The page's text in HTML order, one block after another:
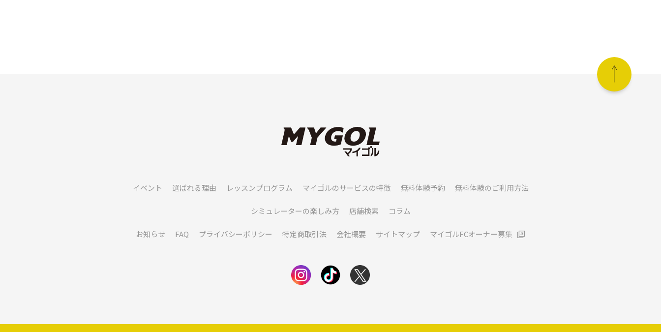
イベント 選ばれる理由 レッスンプログラム マイゴルのサービスの特徴 無料体験予約 無料体験のご利用方法
シミュレーターの楽しみ方 店舗検索 コラム
お知らせ FAQ プライバシーポリシー 特定商取引法 会社概要 サイトマップ マイゴルFCオーナー募集